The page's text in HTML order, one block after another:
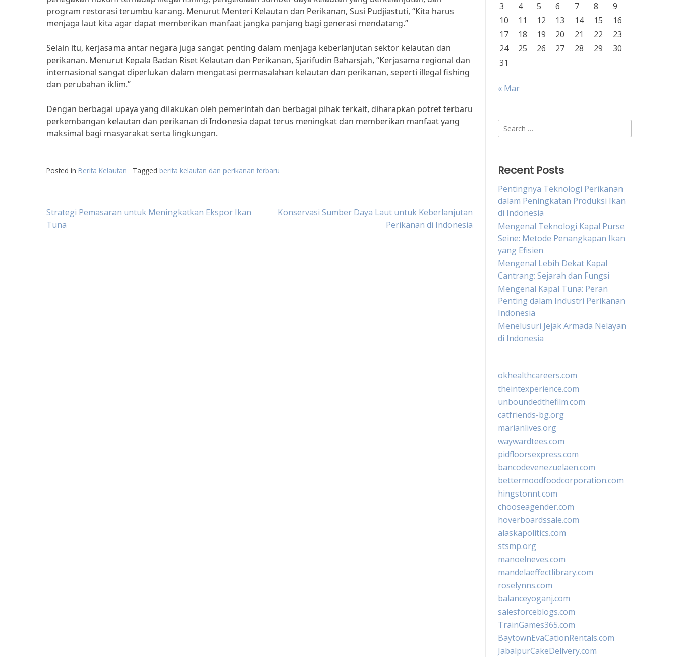
program restorasi terumbu karang. Menurut Menteri Kelautan dan Perikanan, Susi Pudjiastuti, “Kita harus
menjaga laut kita agar dapat memberikan manfaat jangka panjang bagi generasi mendatang.”
Selain itu, kerjasama antar negara juga sangat penting dalam menjaga keberlanjutan sektor kelautan dan
perikanan. Menurut Kepala Badan Riset Kelautan dan Perikanan, Sjarifudin Baharsjah, “Kerjasama regional dan
internasional sangat diperlukan dalam mengatasi permasalahan kelautan dan perikanan, seperti illegal fishing
dan perubahan iklim.”
Dengan berbagai upaya yang dilakukan oleh pemerintah dan berbagai pihak terkait, diharapkan potret terbaru
perkembangan kelautan dan perikanan di Indonesia dapat terus meningkat dan memberikan manfaat yang
maksimal bagi masyarakat serta lingkungan.
Posted in Berita Kelautan Tagged berita kelautan dan perikanan terbaru
Post
Strategi Pemasaran untuk Meningkatkan Ekspor Ikan
Tuna
Konservasi Sumber Daya Laut untuk Keberlanjutan
Perikanan di Indonesia
3
4 5 6 7 8
9
10
11 12 13 14 15
16
17
18 19 20 21 22
23
24
25 26 27 28 29
30
31
« Mar
Search
for:
Recent Posts
Pentingnya Teknologi Perikanan
dalam Peningkatan Produksi Ikan
di Indonesia
Mengenal Teknologi Kapal Purse
Seine: Metode Penangkapan Ikan
yang Efisien
Mengenal Lebih Dekat Kapal
Cantrang: Sejarah dan Fungsi
Mengenal Kapal Tuna: Peran
Penting dalam Industri Perikanan
Indonesia
Menelusuri Jejak Armada Nelayan
di Indonesia
okhealthcareers.com
theintexperience.com
unboundedthefilm.com
catfriends-bg.org
marianlives.org
waywardtees.com
pidfloorsexpress.com
bancodevenezuelaen.com
bettermoodfoodcorporation.com
hingstonnt.com
chooseagender.com
hoverboardssale.com
alaskapolitics.com
stsmp.org
manoelneves.com
mandelaeffectlibrary.com
roselynns.com
balanceyoganj.com
salesforceblogs.com
TrainGames365.com
BaytownEvaCationRentals.com
JabalpurCakeDelivery.com